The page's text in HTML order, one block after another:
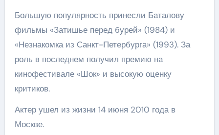
Большую популярность принесли Баталову
фильмы «Затишье перед бурей» (1984) и
«Незнакомка из Санкт-Петербурга» (1993). За
роль в последнем получил премию на
кинофестивале «Шок» и высокую оценку
критиков.
Актер ушел из жизни 14 июня 2010 года в
Москве.